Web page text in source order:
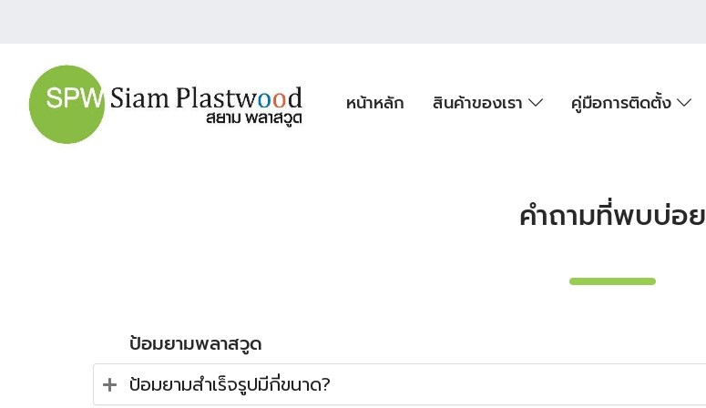
หน้าหลัก สินค้าของเรา คู่มือการติดตั้ง
คำถามที่พบบ่อย
ป้อมยามพลาสวูด
ป้อมยามสำเร็จรูปมีกี่ขนาด?